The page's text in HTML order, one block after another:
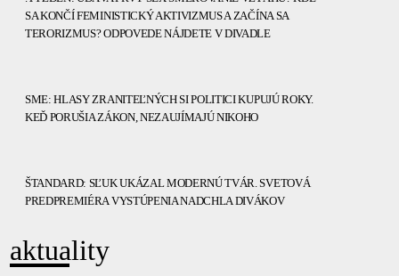
SA KONČÍ FEMINISTICKÝ AKTIVIZMUS A ZAČÍNA SA
TERORIZMUS? ODPOVEDE NÁJDETE V DIVADLE
SME: HLASY ZRANITEĽNÝCH SI POLITICI KUPUJÚ ROKY.
KEĎ PORUŠIA ZÁKON, NEZAUJÍMAJÚ NIKOHO
ŠTANDARD: SĽUK UKÁZAL MODERNÚ TVÁR. SVETOVÁ
PREDPREMIÉRA VYSTÚPENIA NADCHLA DIVÁKOV
aktuality